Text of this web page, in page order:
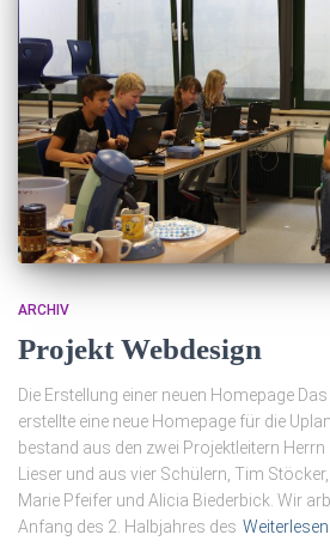
ARCHIV
Projekt Webdesign
Die Erstellung einer neuen Homepage
erstellte eine neue Homepage für die
bestand aus den zwei Projektleitern
Lieser und aus vier Schülern, Tim
Marie Pfeifer und Alicia Biederbick. Wir
Anfang des 2. Halbjahres des Weiterlesen